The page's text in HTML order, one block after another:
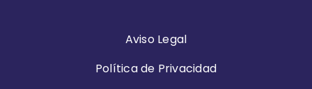
Aviso Legal
Política de Privacidad